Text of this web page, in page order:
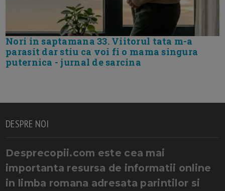
Nori in saptamana 33. Viitorul tata m-a
parasit dar stiu ca voi fi o mama singura
puternica - jurnal de sarcina
DESPRE NOI
Desprecopii.com este cea mai
importanta resursa de informatii online
in limba romana adresata parintilor si